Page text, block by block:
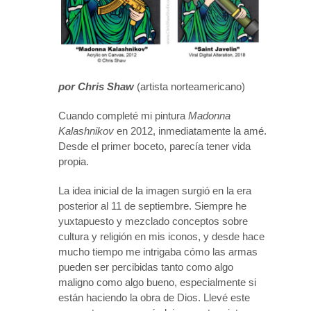
por Chris Shaw(artista norteamericano)
Cuando completé mi pintura Madonna
Kalashnikov en 2012, inmediatamente la amé.
Desde el primer boceto, parecía tener vida
propia.
La idea inicial de la imagen surgió en la era
posterior al 11 de septiembre. Siempre he
yuxtapuesto y mezclado conceptos sobre
cultura y religión en mis iconos, y desde hace
mucho tiempo me intrigaba cómo las armas
pueden ser percibidas tanto como algo
maligno como algo bueno, especialmente si
están haciendo la obra de Dios. Llevé este